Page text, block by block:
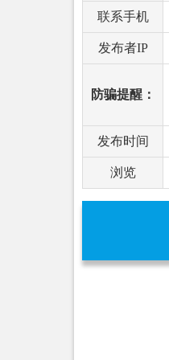
联系手机
发布者IP
防骗提醒：
发布时间
浏览